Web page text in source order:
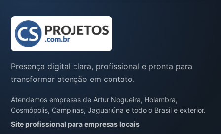
Presença digital clara, profissional e pronta para
transformar atenção em contato.
Atendemos empresas de Artur Nogueira, Holambra,
Cosmópolis, Campinas, Jaguariúna e todo o Brasil e exterior.
Site profissional para empresas locais